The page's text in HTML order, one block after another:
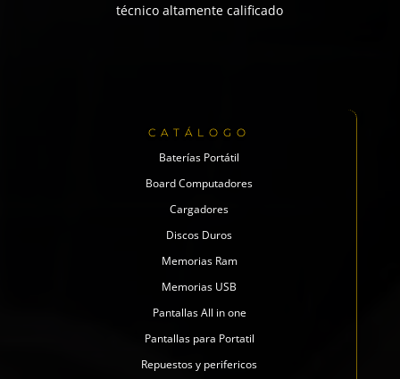
técnico altamente calificado
CATÁLOGO
Baterías Portátil
Board Computadores
Cargadores
Discos Duros
Memorias Ram
Memorias USB
Pantallas All in one
Pantallas para Portatil
Repuestos y perifericos